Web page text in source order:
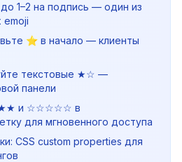
1–2 на подпись — один из
emoji
⭐ в начало — клиенты
текстовые ★☆ —
панели
и ☆☆☆☆☆ в
для мгновенного доступа
CSS custom properties для